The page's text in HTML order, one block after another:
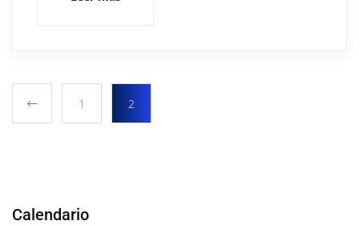
1 2
Calendario